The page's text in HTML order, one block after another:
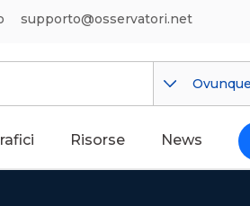
supporto@osservatori.net
Ovunque
Risorse News